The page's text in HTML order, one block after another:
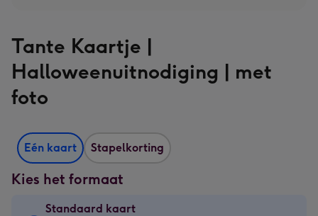
Tante Kaartje |
Halloweenuitnodiging | met
foto
Eén kaart Stapelkorting
Kies het formaat
Standaard kaart